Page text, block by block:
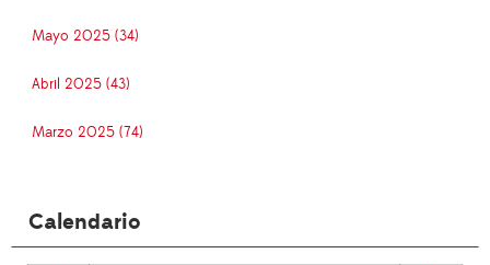
Mayo 2025 (34)
Abril 2025 (43)
Marzo 2025 (74)
Calendario